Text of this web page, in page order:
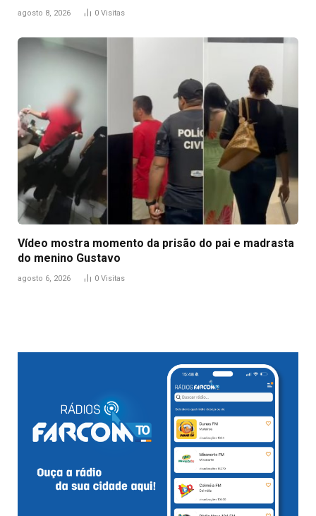
agosto 8, 2026 0 Visitas
Vídeo mostra momento da prisão do pai e madrasta
do menino Gustavo
agosto 6, 2026 0 Visitas